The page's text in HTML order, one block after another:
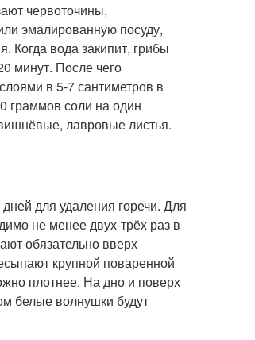
червоточины,
эмалированную посуду,
Когда вода закипит, грибы
минут. После чего
в 5-7 сантиметров в
граммов соли на один
лавровые листья.
для удаления горечи. Для
не менее двух-трёх раз в
обязательно вверх
крупной поваренной
плотнее. На дно и поверх
белые волнушки будут